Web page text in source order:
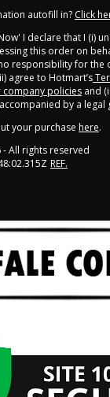
autofill in? Click
I declare that I (i)
this order on
responsibility for the
agree to Hotmart’s
company policies and
by a legal
your purchase here.
- All rights reserved
REF.